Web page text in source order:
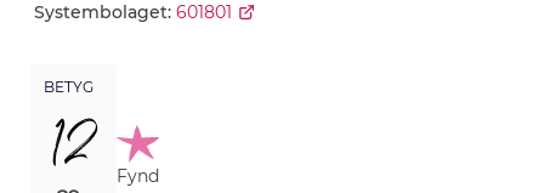
Systembolaget: 601801
BETYG
12 Fynd